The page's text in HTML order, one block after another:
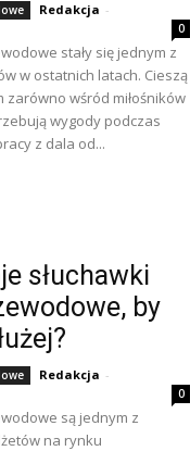
Redakcja -
0
stały się jednym z
w ostatnich latach. Cieszą
wśród miłośników
wygody podczas
z dala od...
słuchawki
by
Redakcja -
0
są jednym z
na rynku